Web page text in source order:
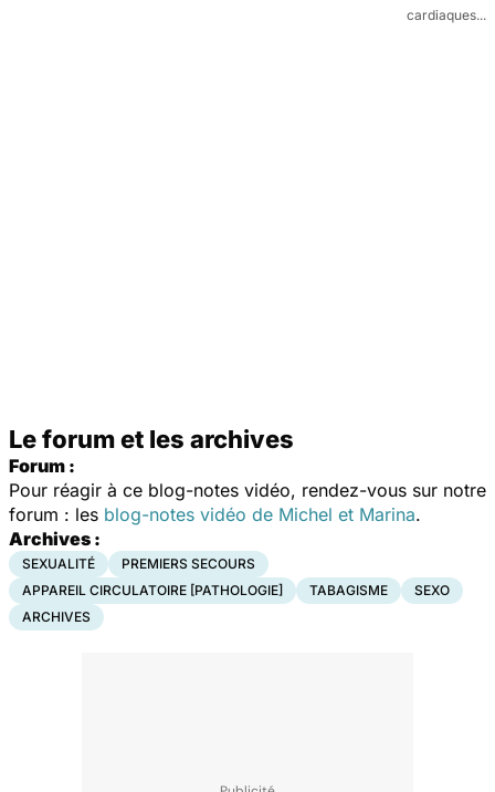
cardiaques...
Le forum et les archives
Forum :
Pour réagir à ce blog-notes vidéo, rendez-vous sur notre
forum : les blog-notes vidéo de Michel et Marina.
Archives :
SEXUALITÉ
PREMIERS SECOURS
APPAREIL CIRCULATOIRE [PATHOLOGIE]
TABAGISME
SEXO
ARCHIVES